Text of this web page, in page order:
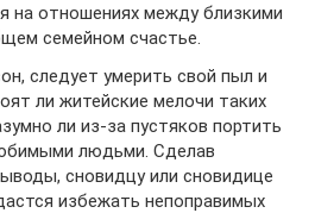
на отношениях между близкими
семейном счастье.
следует умерить свой пыл и
ли житейские мелочи таких
ли из-за пустяков портить
людьми. Сделав
сновидцу или сновидице
избежать непоправимых